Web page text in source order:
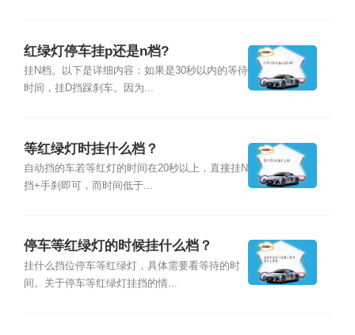
红绿灯停车挂p还是n档?
挂N档。以下是详细内容：如果是30秒以内的等待
时间，挂D挡踩刹车。因为...
等红绿灯时挂什么档？
自动挡的车若等红灯的时间在20秒以上，直接挂N
挡+手刹即可，而时间低于...
停车等红绿灯的时候挂什么档？
挂什么挡位停车等红绿灯，具体需要看等待的时
间。关于停车等红绿灯挂挡的情...